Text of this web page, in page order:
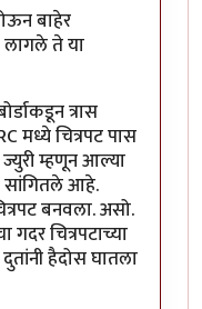
by
बाहेर
लागले ते या
त्रास
मध्ये चित्रपट पास
म्हणून आल्या
सांगितले आहे.
बनवला. असो.
चित्रपटाच्या
दुतांनी हैदोस घातला